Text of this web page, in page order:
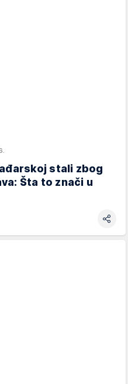
stali zbog
Šta to znači u